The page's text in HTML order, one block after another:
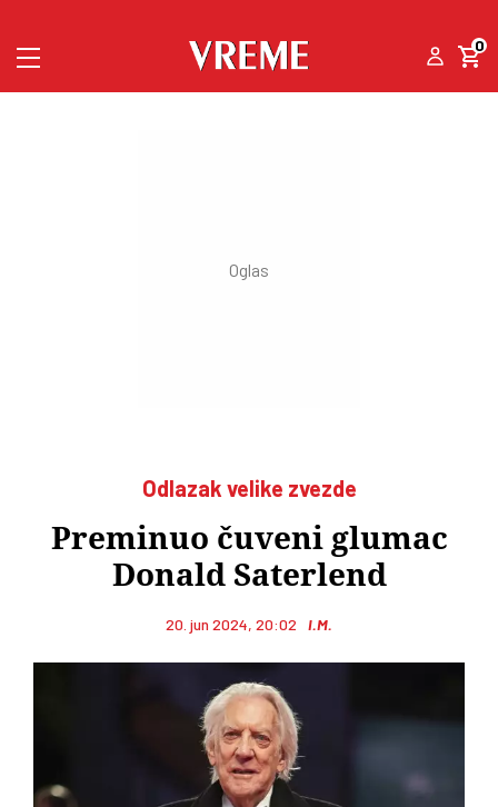
0
Odlazak velike zvezde
Preminuo čuveni glumac
Donald Saterlend
20. jun 2024, 20:02 I.M.